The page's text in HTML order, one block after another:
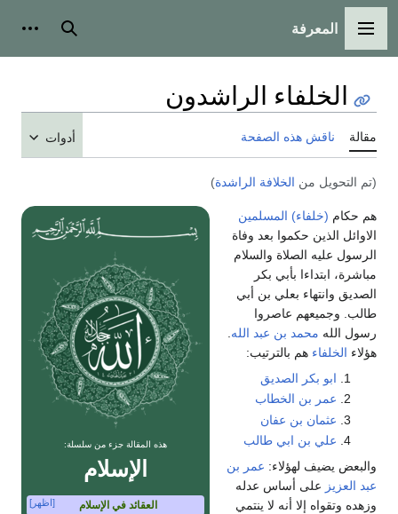
القائمة الرئيسية
المعرفة بحث
الخلفاء الراشدون
مقالة ناقش هذه الصفحة أدوات
(تم التحويل من الخلافة الراشدة)
هذه المقالة جزء من سلسلة:
الإسلام
العقائد في الإسلام [اظهر]
هم حكام (خلفاء) المسلمين
الاوائل الذين حكموا بعد وفاة
الرسول عليه الصلاة والسلام
مباشرة، ابتداءا بأبي بكر
الصديق وانتهاء بعلي بن أبي
طالب. وجميعهم عاصروا
رسول الله محمد بن عبد الله
هؤلاء الخلفاء هم بالترتيب:
ابو بكر الصديق
عمر بن الخطاب
عثمان بن عفان
علي بن ابي طالب
والبعض يضيف لهؤلاء: عمر بن
عبد العزيز على أساس عدله
وزهده وتقواه إلا أنه لا ينتمي